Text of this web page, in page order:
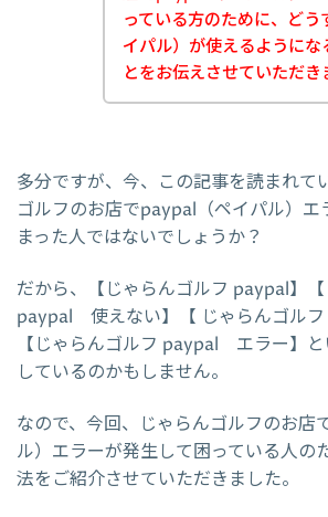
っている方のために、ど
イパル）が使えるようにな
とをお伝えさせていただき
多分ですが、今、この記事を読まれて
ゴルフのお店でpaypal（ペイパル）エ
まった人ではないでしょうか？
だから、【じゃらんゴルフ paypal】
paypal 使えない】【 じゃらんゴル
【じゃらんゴルフ paypal エラー】
しているのかもしません。
なので、今回、じゃらんゴルフのお店
ル）エラーが発生して困っている人の
法をご紹介させていただきました。